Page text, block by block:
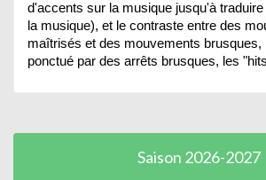
d'accents sur la musique jusqu'à
la musique), et le contraste entre des
maîtrisés et des mouvements brusques,
ponctué par des arrêts brusques, les
Saison 2026-2027